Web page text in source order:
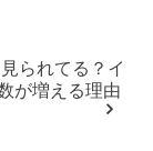
られてる？イ
が増える理由